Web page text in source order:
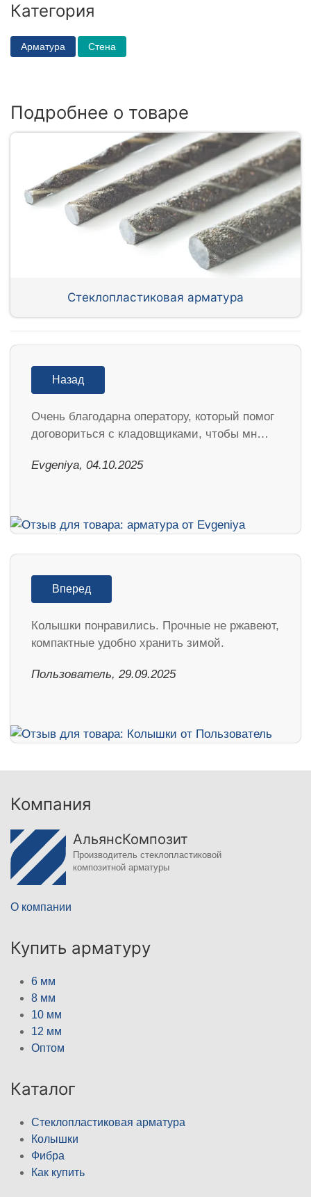
Категория
Арматура Стена
Подробнее о товаре
Стеклопластиковая арматура
Назад
Очень благодарна оператору, который помог
договориться с кладовщиками, чтобы мн…
Evgeniya, 04.10.2025
Вперед
Колышки понравились. Прочные не ржавеют,
компактные удобно хранить зимой.
Пользователь, 29.09.2025
Компания
АльянсКомпозит
Производитель стеклопластиковой
композитной арматуры
О компании
Купить арматуру
6 мм
8 мм
10 мм
12 мм
Оптом
Каталог
Стеклопластиковая арматура
Колышки
Фибра
Как купить